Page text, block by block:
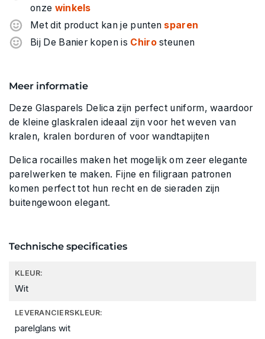
onze winkels
Met dit product kan je punten sparen
Bij De Banier kopen is Chirosteunen
Meer informatie
Deze Glasparels Delica zijn perfect uniform, waardoor
de kleine glaskralen ideaal zijn voor het weven van
kralen, kralen borduren of voor wandtapijten
Delica rocailles maken het mogelijk om zeer elegante
parelwerken te maken. Fijne en filigraan patronen
komen perfect tot hun recht en de sieraden zijn
buitengewoon elegant.
Technische specificaties
KLEUR:
Wit
LEVERANCIERSKLEUR:
parelglans wit